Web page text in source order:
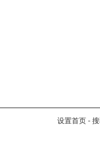
设置首页 -